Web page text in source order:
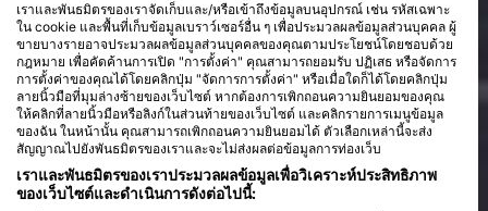
เราและพันธมิตรของเราจัดเก็บและ/หรือเข้าถึงข้อมูลบนอุปกรณ์ เช่น รหัสเฉพาะ
ใน cookie และพื้นที่เก็บข้อมูลเบราว์เซอร์อื่น ๆ เพื่อประมวลผลข้อมูลส่วนบุคคล ผู้
ขายบางรายอาจประมวลผลข้อมูลส่วนบุคคลของคุณตามประโยชน์โดยชอบด้วย
กฎหมาย เพื่อคัดค้านการเปิด "การตั้งค่า" คุณสามารถยอมรับ ปฏิเสธ หรือจัดการ
การตั้งค่าของคุณได้โดยคลิกปุ่ม "จัดการการตั้งค่า" หรือเมื่อใดก็ได้โดยคลิกปุ่ม
ลายนิ้วมือที่มุมล่างซ้ายของเว็บไซต์ หากต้องการเพิกถอนความยินยอมของคุณ
ให้คลิกที่ลายนิ้วมือหรือลิงก์ในส่วนท้ายของเว็บไซต์ และคลิกรายการเมนูข้อมูล
ของฉัน ในหน้านั้น คุณสามารถเพิกถอนความยินยอมได้ ตัวเลือกเหล่านี้จะส่ง
สัญญาณไปยังพันธมิตรของเราและจะไม่ส่งผลต่อข้อมูลการท่องเว็บ
เราและพันธมิตรของเราประมวลผลข้อมูลเพื่อวิเคราะห์ประสิทธิภาพ
ของเว็บไซต์และดำเนินการดังต่อไปนี้: